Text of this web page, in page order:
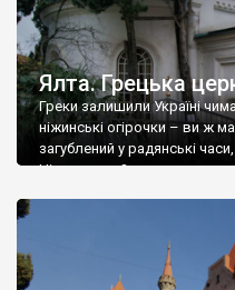
Ялта. Грецька
Греки залишили Україні
ніжинські огірочки – ви ж
загублений у радянські
Ніжин греки?